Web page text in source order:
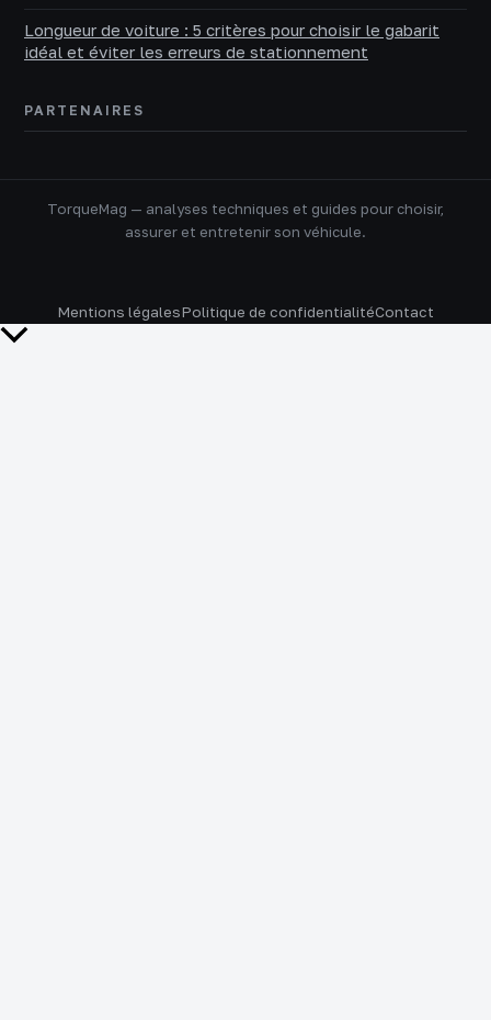
Longueur de voiture : 5 critères pour choisir le gabarit
idéal et éviter les erreurs de stationnement
PARTENAIRES
TorqueMag — analyses techniques et guides pour choisir,
assurer et entretenir son véhicule.
Mentions légalesPolitique de confidentialitéContact